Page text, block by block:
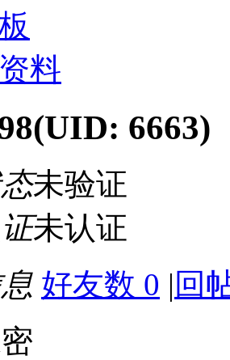
料
(UID: 6663)
未验证
未认证
好友数 0 | 回